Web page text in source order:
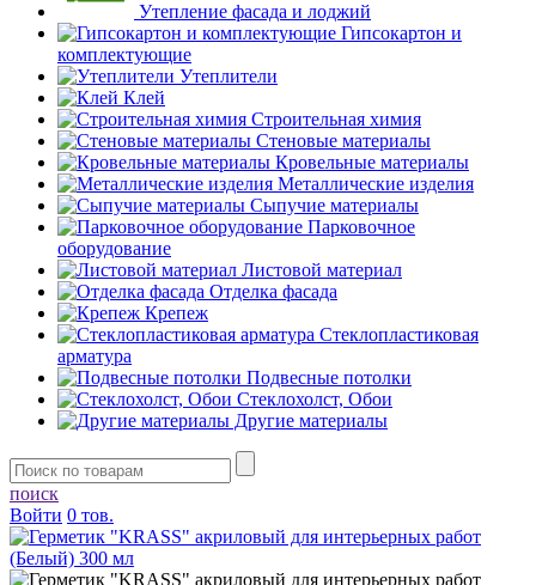
Утепление фасада и лоджий
Гипсокартон и
комплектующие
Утеплители
Клей
Строительная химия
Стеновые материалы
Кровельные материалы
Металлические изделия
Сыпучие материалы
Парковочное
оборудование
Листовой материал
Отделка фасада
Крепеж
Стеклопластиковая
арматура
Подвесные потолки
Стеклохолст, Обои
Другие материалы
поиск
Войти 0 тов.